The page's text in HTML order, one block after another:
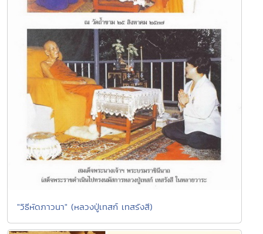
"วิธีหัดภาวนา" (หลวงปู่เทสก์ เทสรังสี)